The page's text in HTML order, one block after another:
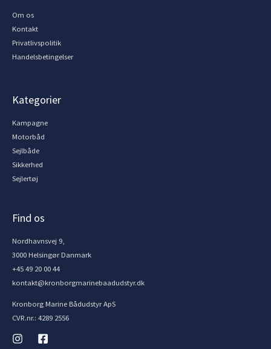
Om os
Kontakt
Privatlivspolitik
Handelsbetingelser
Kategorier
Kampagne
Motorbåd
Sejlbåde
Sikkerhed
Sejlertøj
Find os
Nordhavnsvej 9,
3000 Helsingør Danmark
+45 49 20 00 44
kontakt@kronborgmarinebaadudstyr.dk
Kronborg Marine Bådudstyr ApS
CVR.nr.: 4289 2556